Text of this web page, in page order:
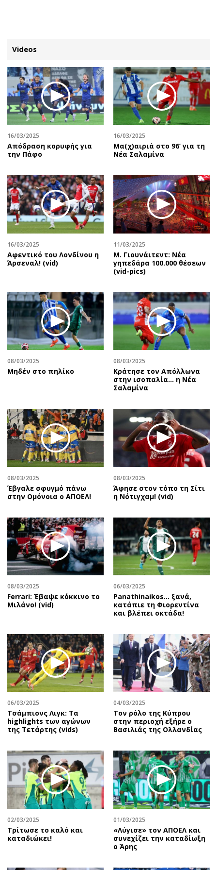
ΚΑΤΗΓΟΡΙΕΣ ΣΥΝΔΕΣΗ
Κύπρος
Παιδεία
Υγεία
Πολιτική
Βουλευτικές 2026
Προεδρικές 2023
Δημοσκοπήσεις
Διπλωματία
Αθλητισμός
Κύπρος
Ελλάδα
Διεθνή
Οικονομική
Οικονομία
Real Estate
Επιχειρήσεις
Αγορές
Money Review
Ενέργεια
Ναυτιλία
Περιβάλλον
Ελλάδα
Κόσμος
Παράξενα
Πολιτισμός
Θέατρο-Χορός
Μουσική
Εικαστικά
Βιβλίο
Χειρόγραφα
Απόψεις
Αρθρογραφία
The Hill
Υγεία
Αγγελίες
Πωλούνται
Ζητούν εργασία
Θέσεις εργασίας
Geek
Νέα
Κινητά-tablets
Social
Αφιερώματα
Πολιτική
Οικονομία
Γενικά
Αναδρομές
Πρόσωπα
Περιβάλλον
Γυναίκα
Showbiz
Ταξίδια
Συνταγές
Έξοδος
Media
Εκπομπές
Podcasts
Uncut
Προσφορές
Προσωπικότητες στην ''Κ''
Επιστολές
Videos
16/03/2025
Απόδραση κορυφής για
την Πάφο
16/03/2025
Μα(χ)αιριά στο 96’ για τη
Νέα Σαλαμίνα
16/03/2025
Αφεντικό του Λονδίνου η
Άρσεναλ! (vid)
11/03/2025
Μ. Γιουνάιτεντ: Νέα
γηπεδάρα 100.000 θέσεων
(vid-pics)
08/03/2025
Μηδέν στο πηλίκο
08/03/2025
Κράτησε τον Απόλλωνα
στην ισοπαλία… η Νέα
Σαλαμίνα
08/03/2025
Έβγαλε σφυγμό πάνω
στην Ομόνοια ο ΑΠΟΕΛ!
08/03/2025
Άφησε στον τόπο τη Σίτι
η Νότιγχαμ! (vid)
08/03/2025
Ferrari: Έβαψε κόκκινο το
Μιλάνο! (vid)
06/03/2025
Panathinaikos… ξανά,
κατάπιε τη Φιορεντίνα
και βλέπει οκτάδα!
06/03/2025
Τσάμπιονς Λιγκ: Τα
highlights των αγώνων
της Τετάρτης (vids)
04/03/2025
Τον ρόλο της Κύπρου
στην περιοχή εξήρε ο
Βασιλιάς της Ολλανδίας
02/03/2025
Τρίτωσε το καλό και
καταδιώκει!
01/03/2025
«Λύγισε» τον ΑΠΟΕΛ και
συνεχίζει την καταδίωξη
ο Άρης